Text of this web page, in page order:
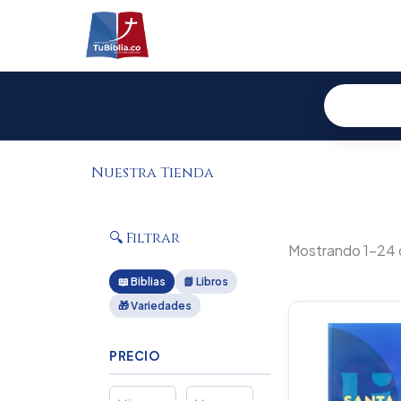
Nuestra Tienda
🔍 Filtrar
📖 Biblias
📗 Libros
🎁 Variedades
PRECIO
Mostrando